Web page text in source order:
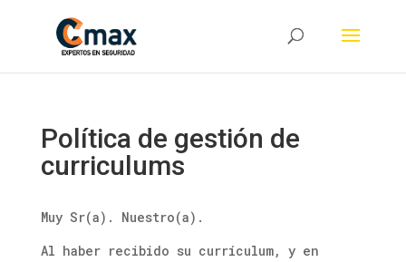
Política de gestión de
curriculums
Muy Sr(a). Nuestro(a).
Al haber recibido su currículum, y en